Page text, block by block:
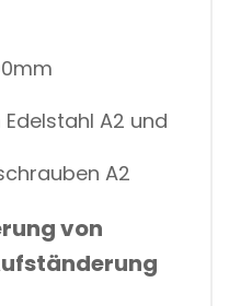
A2 und
A2
von